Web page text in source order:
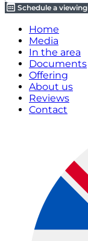
Schedule a viewing
Home
Media
In the area
Documents
Offering
About us
Reviews
Contact